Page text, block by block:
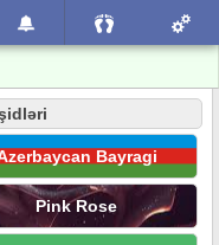
Bayragi
Pink Rose